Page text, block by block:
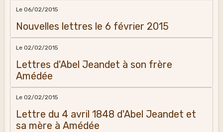
Le 06/02/2015
Nouvelles lettres le 6 février 2015
Le 02/02/2015
Lettres d'Abel Jeandet à son frère
Amédée
Le 02/02/2015
Lettre du 4 avril 1848 d'Abel Jeandet et
sa mère à Amédée